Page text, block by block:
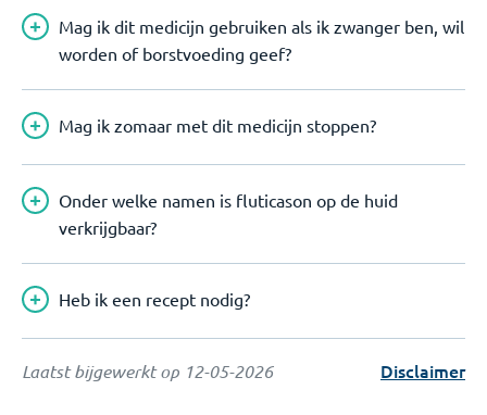
Mag ik dit medicijn gebruiken als ik zwanger ben, wil
worden of borstvoeding geef?
Mag ik zomaar met dit medicijn stoppen?
Onder welke namen is fluticason op de huid
verkrijgbaar?
Heb ik een recept nodig?
Laatst bijgewerkt op 12-05-2026 Disclaimer